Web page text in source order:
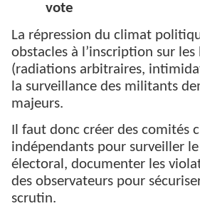
vote
La répression du climat
obstacles à l’inscription sur
(radiations arbitraires,
la surveillance des militants
majeurs.
Il faut donc créer des comités
indépendants pour surveiller le
électoral, documenter les
des observateurs pour
scrutin.